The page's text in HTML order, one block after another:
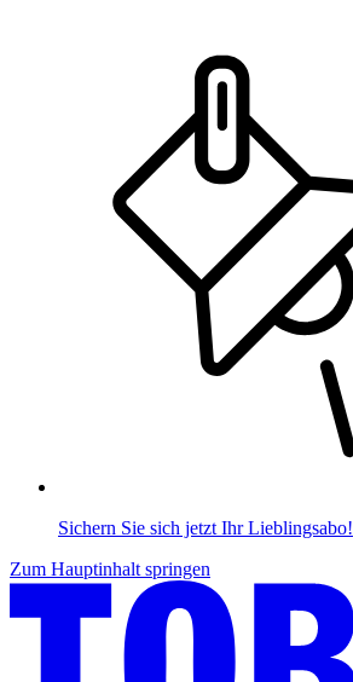
Sichern Sie sich jetzt Ihr Lieblingsabo!
Zum Hauptinhalt springen